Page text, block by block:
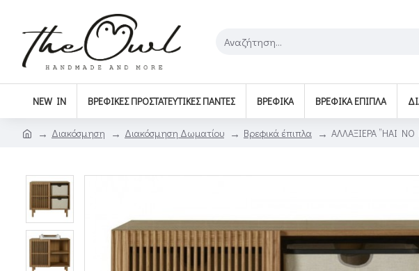
NEW IN ΒΡΕΦΙΚΈΣ ΠΡΟΣΤΑΤΕΥΤΙΚΈΣ ΠΆΝΤΕΣ ΒΡΕΦΙΚΆ BΡΕΦΙΚΆ ΈΠΙΠΛΑ
Διακόσμηση Διακόσμηση Δωματίου Βρεφικά έπιπλα ΑΛΛΑΞΙΕΡΑ ”HAI NO